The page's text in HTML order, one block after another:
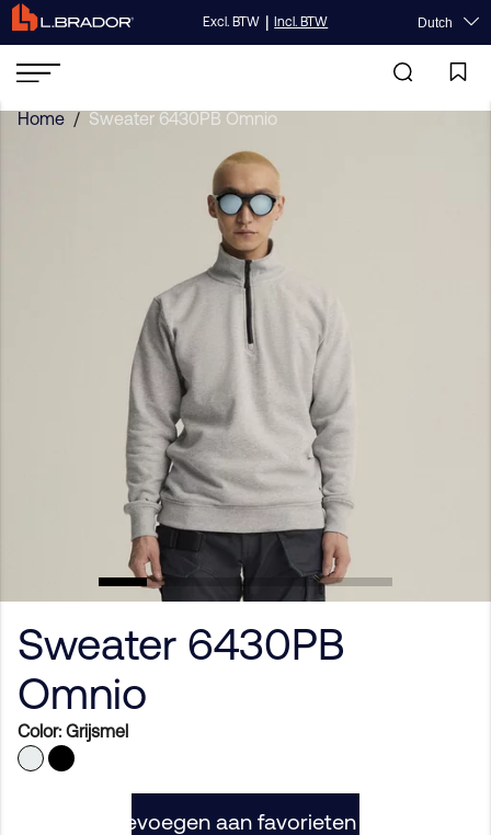
Excl. BTW | Incl. BTW Dutch
Home / Sweater 6430PB Omnio
Sweater 6430PB
Omnio
Color: Grijsmel
Toevoegen aan favorieten